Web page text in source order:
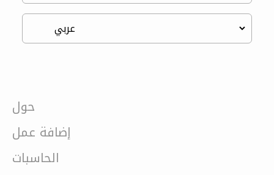
حول
إضافة عمل
الحاسبات